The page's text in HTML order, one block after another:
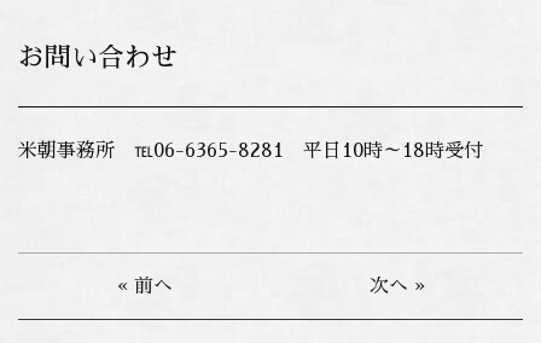
お問い合わせ
米朝事務所 ℡06-6365-8281 平日10時～18時受付
« 前へ 次へ »